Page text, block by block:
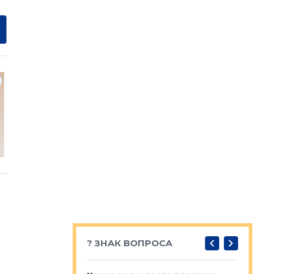
? ЗНАК ВОПРОСА